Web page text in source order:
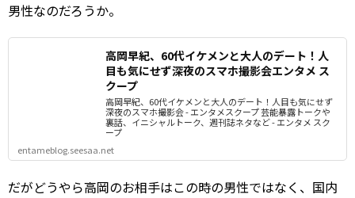
男性なのだろうか。
高岡早紀、60代イケメンと大人のデート！人
目も気にせず深夜のスマホ撮影会エンタメ ス
クープ
高岡早紀、60代イケメンと大人のデート！人目も気にせず
深夜のスマホ撮影会 - エンタメスクープ 芸能暴露トークや
裏話、イニシャルトーク、週刊誌ネタなど - エンタメ スク
ープ
entameblog.seesaa.net
だがどうやら高岡のお相手はこの時の男性ではなく、国内